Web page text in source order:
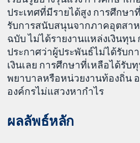
ประเทศที่มีรายได้สูง การศึกษา
รับการสนับสนุนจากภาคอุตสา
ฉบับ ไม่ได้รายงานแหล่งเงินทุน
ประกาศว่าผู้ประพันธ์ไม่ได้รับก
เงินเลย การศึกษาที่เหลือได้รับ
พยาบาลหรือหน่วยงานท้องถิ่น
องค์กรไม่แสวงหากำไร
ผลลัพธ์หลัก